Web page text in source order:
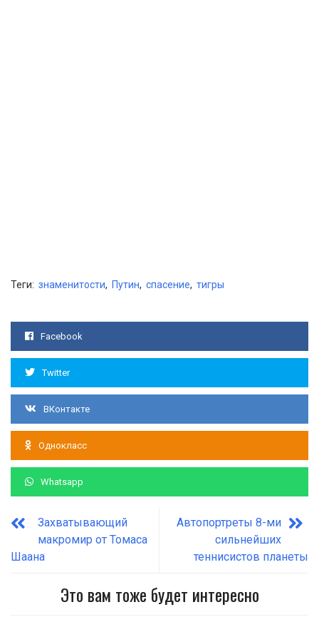
Теги: знаменитости, Путин, спасение, тигры
Facebook
Twitter
ВКонтакте
Однокласс
Whatsapp
Захватывающий
макромир от Томаса
Шаана
Автопортреты 8-ми
сильнейших
теннисистов планеты
Это вам тоже будет интересно